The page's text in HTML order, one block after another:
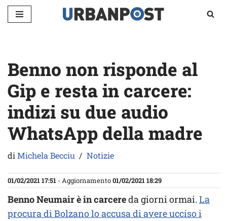
Benno non risponde al
Gip e resta in carcere:
indizi su due audio
WhatsApp della madre
diMichela Becciu Notizie
01/02/2021 17:51 - Aggiornamento01/02/2021 18:29
Benno Neumair è in carcereda giorni ormai. La
procura di Bolzano lo accusa di avere ucciso i